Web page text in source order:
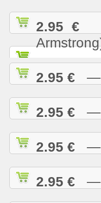
2.95 €
2.95 € —
2.95 € —
2.95 € —
2.95 € —